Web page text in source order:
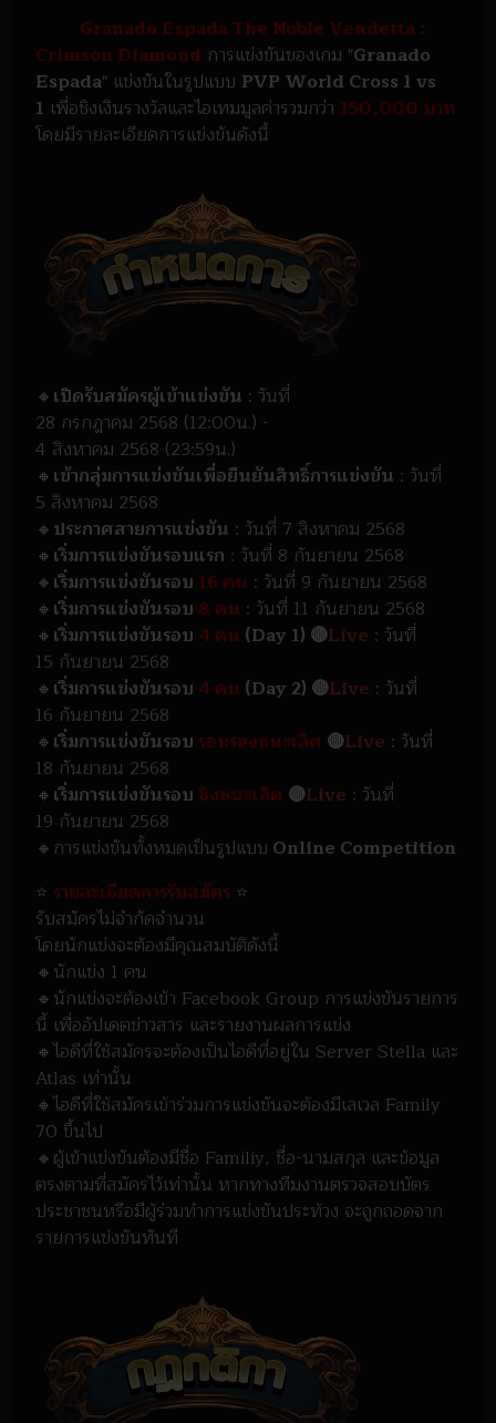
Granado Espada The Noble Vendetta :
Crimson Diamond การแข่งขันของเกม "Granado
Espada" แข่งขันในรูปแบบ PVP World Cross 1 vs
1 เพื่อชิงเงินรางวัลและไอเทมมูลค่ารวมกว่า 150,000 บาท
โดยมีรายละเอียดการแข่งขันดังนี้
🔸เปิดรับสมัครผู้เข้าแข่งขัน : วันที่
28 กรกฎาคม 2568 (12:00น.) -
4 สิงหาคม 2568 (23:59น.)
🔸เข้ากลุ่มการแข่งขันเพื่อยืนยันสิทธิ์การแข่งขัน : วันที่
5 สิงหาคม 2568
🔸ประกาศสายการแข่งขัน : วันที่ 7 สิงหาคม 2568
🔸เริ่มการแข่งขันรอบแรก : วันที่ 8 กันยายน 2568
🔸เริ่มการแข่งขันรอบ 16 คน : วันที่ 9 กันยายน 2568
🔸เริ่มการแข่งขันรอบ 8 คน : วันที่ 11 กันยายน 2568
🔸เริ่มการแข่งขันรอบ 4 คน (Day 1) 🔴Live : วันที่
15 กันยายน 2568
🔸เริ่มการแข่งขันรอบ 4 คน (Day 2) 🔴Live : วันที่
16 กันยายน 2568
🔸เริ่มการแข่งขันรอบ รอบรองชนะเลิศ 🔴Live : วันที่
18 กันยายน 2568
🔸เริ่มการแข่งขันรอบ ชิงชนะเลิศ 🔴Live : วันที่
19 กันยายน 2568
🔸การแข่งขันทั้งหมดเป็นรูปแบบ Online Competition
⭐ รายละเอียดการรับสมัคร ⭐
รับสมัครไม่จำกัดจำนวน
โดยนักแข่งจะต้องมีคุณสมบัติดังนี้
🔸นักแข่ง 1 คน
🔸นักแข่งจะต้องเข้า Facebook Group การแข่งขันรายการ
นี้ เพื่ออัปเดตข่าวสาร และรายงานผลการแข่ง
🔸ไอดีที่ใช้สมัครจะต้องเป็นไอดีที่อยู่ใน Server Stella และ
Atlas เท่านั้น
🔸ไอดีที่ใช้สมัครเข้าร่วมการแข่งขันจะต้องมีเลเวล Family
70 ขึ้นไป
🔸ผู้เข้าแข่งขันต้องมีชื่อ Familiy, ชื่อ-นามสกุล และข้อมูล
ตรงตามที่สมัครไว้เท่านั้น หากทางทีมงานตรวจสอบบัตร
ประชาชนหรือมีผู้ร่วมทำการแข่งขันประท้วง จะถูกถอดจาก
รายการแข่งขันทันที